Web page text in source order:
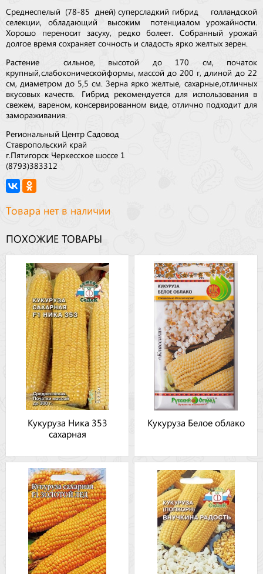
Среднеспелый (78-85 дней) суперсладкий гибрид голландской
селекции, обладающий высоким потенциалом урожайности.
Хорошо переносит засуху, редко болеет. Собранный урожай
долгое время сохраняет сочность и сладость ярко желтых зерен.
Растение сильное, высотой до 170 см, початок
крупный, слабоконической формы, массой до 200 г, длиной до 22
см, диаметром до 5,5 см. Зерна ярко желтые, сахарные ,отличных
вкусовых качеств. Гибрид рекомендуется для использования в
свежем, вареном, консервированном виде, отлично подходит для
замораживания.
Региональный Центр Садовод
Ставропольский край
г.Пятигорск Черкесское шоссе 1
(8793)383312
Товара нет в наличии
ПОХОЖИЕ ТОВАРЫ
Кукуруза Ника 353
сахарная
Кукуруза Белое облако